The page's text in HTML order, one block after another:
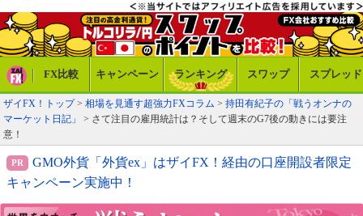
FX比較 キャンペーン ランキング スワップ スプレッド
ザイFX！トップ> 相場を見通す超強力FXコラム > 持田有紀子の「戦うオンナの
マーケット日記」
> さて注目の雇用統計は？そして週末のG7後の動きには要注
意！
GMO外貨「外貨ex」はザイFX！経由の口座開設者限定
キャンペーン実施中！